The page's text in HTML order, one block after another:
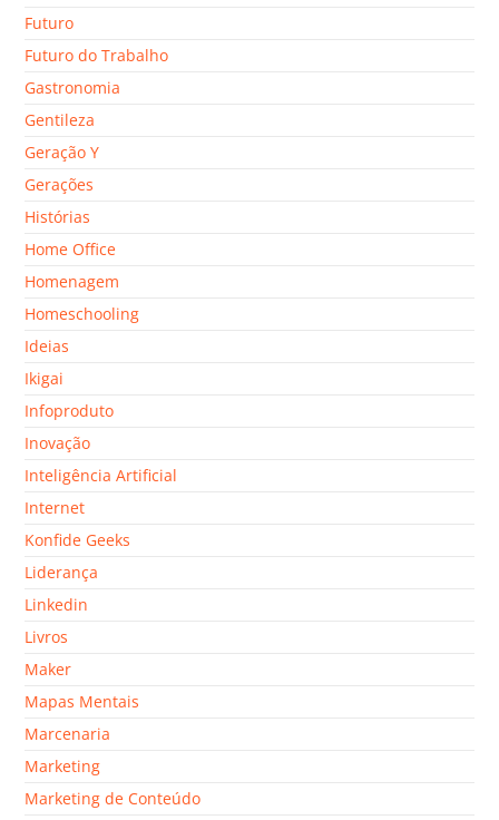
Futuro
Futuro do Trabalho
Gastronomia
Gentileza
Geração Y
Gerações
Histórias
Home Office
Homenagem
Homeschooling
Ideias
Ikigai
Infoproduto
Inovação
Inteligência Artificial
Internet
Konfide Geeks
Liderança
Linkedin
Livros
Maker
Mapas Mentais
Marcenaria
Marketing
Marketing de Conteúdo